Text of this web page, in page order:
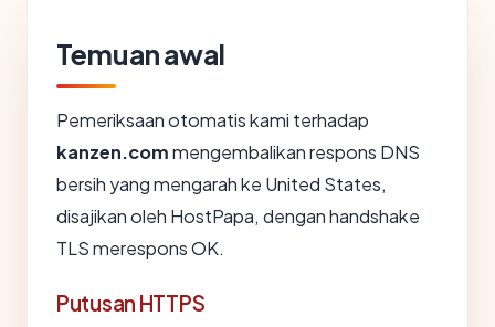
Temuan awal
Pemeriksaan otomatis kami terhadap
kanzen.commengembalikan respons DNS
bersih yang mengarah ke United States,
disajikan oleh HostPapa, dengan handshake
TLS merespons OK.
Putusan HTTPS